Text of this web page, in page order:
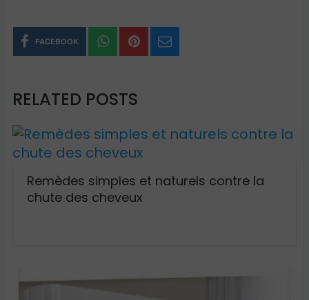
FACEBOOK
RELATED POSTS
Remèdes simples et naturels contre la
chute des cheveux